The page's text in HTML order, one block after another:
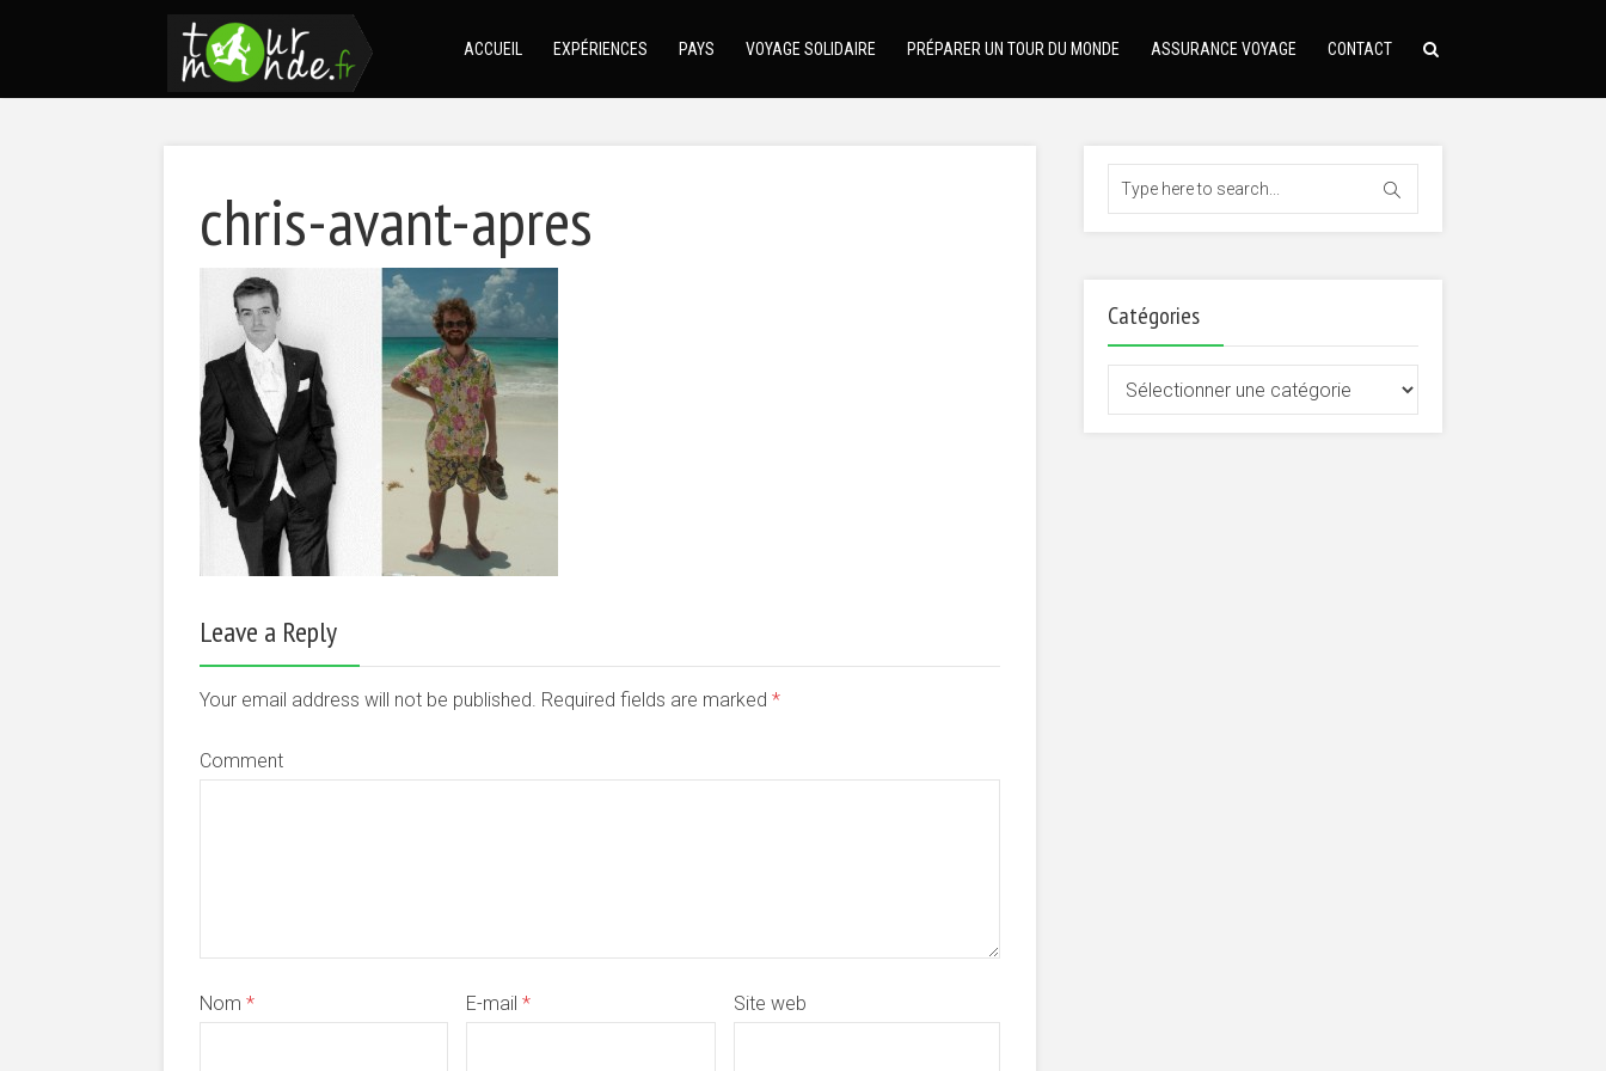
ACCUEIL EXPÉRIENCES PAYS VOYAGE SOLIDAIRE PRÉPARER UN TOUR DU MONDE ASSURANCE VOYAGE CONTACT
chris-avant-apres
Leave a Reply
Your email address will not be published. Required fields are marked *
Comment
Nom * E-mail* Site web
Catégories